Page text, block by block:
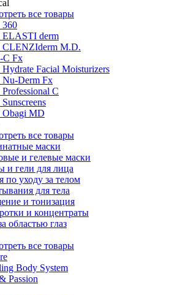
все товары
360
ELASTI derm
CLENZIderm M.D.
C Fx
Hydrate Facial Moisturizers
Nu-Derm Fx
C
Obagi MD
все товары
маски
и гелевые маски
и гели для лица
по уходу за телом
для тела
и тонизация
и концентраты
областью глаз
все товары
Body System
Passion